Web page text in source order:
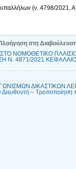
(ν. 4798/2021,
στη
ΝΟΜΟΘΕΤΙΚΟ
Ν. 4871/2021 ΚΕΦΑΛΑΙΟ
ΔΙΚΑΣΤΙΚΩΝ
Διευθυντή – Τροποποίηση